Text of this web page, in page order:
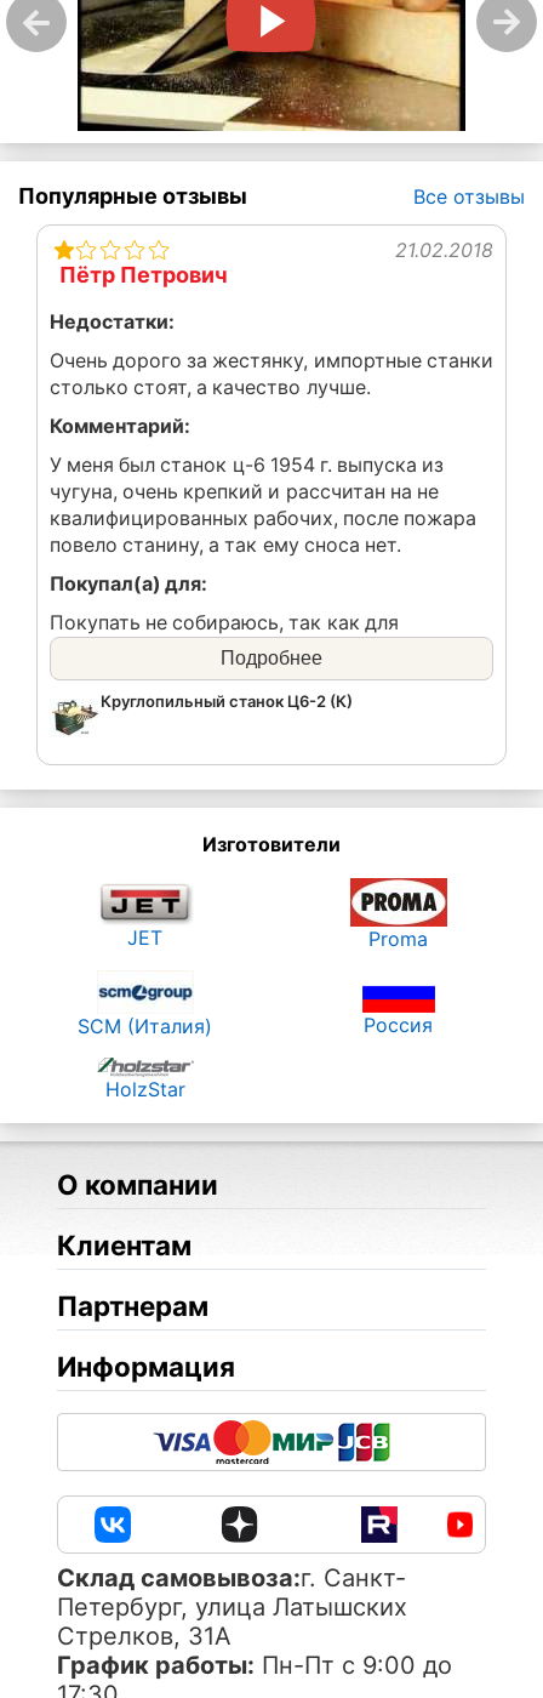
Популярные отзывы Все отзывы
21.02.2018
Пётр Петрович
Недостатки:
Очень дорого за жестянку, импортные станки
столько стоят, а качество лучше.
Комментарий:
У меня был станок ц-6 1954 г. выпуска из
чугуна, очень крепкий и рассчитан на не
квалифицированных рабочих, после пожара
повело станину, а так ему сноса нет.
Покупал(а) для:
Покупать не собираюсь, так как для
распиловки нужен чугунный и массивный
станок
Подробнее
Круглопильный станок Ц6-2 (К)
Изготовители
JET Proma
SCM (Италия) Россия
HolzStar
О компании
Клиентам
Партнерам
Информация
Cклад самовывоза:г. Санкт-
Петербург, улица Латышских
Стрелков, 31А
График работы: Пн-Пт с 9:00 до